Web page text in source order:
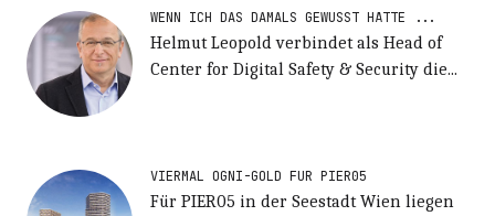
WENN ICH DAS DAMALS GEWUSST HÄTTE ...
Helmut Leopold verbindet als Head of
Center for Digital Safety & Security die...
VIERMAL ÖGNI-GOLD FÜR PIER05
Für PIER05 in der Seestadt Wien liegen